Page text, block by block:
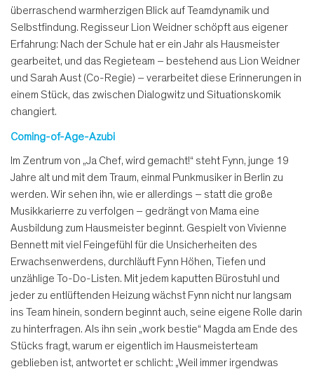
überraschend warmherzigen Blick auf Teamdynamik und
Selbstfindung. Regisseur Lion Weidner schöpft aus eigener
Erfahrung: Nach der Schule hat er ein Jahr als Hausmeister
gearbeitet, und das Regieteam – bestehend aus Lion Weidner
und Sarah Aust (Co-Regie) – verarbeitet diese Erinnerungen in
einem Stück, das zwischen Dialogwitz und Situationskomik
changiert.
Coming-of-Age-Azubi
Im Zentrum von „Ja Chef, wird gemacht!“ steht Fynn, junge 19
Jahre alt und mit dem Traum, einmal Punkmusiker in Berlin zu
werden. Wir sehen ihn, wie er allerdings – statt die große
Musikkarierre zu verfolgen – gedrängt von Mama eine
Ausbildung zum Hausmeister beginnt. Gespielt von Vivienne
Bennett mit viel Feingefühl für die Unsicherheiten des
Erwachsenwerdens, durchläuft Fynn Höhen, Tiefen und
unzählige To-Do-Listen. Mit jedem kaputten Bürostuhl und
jeder zu entlüftenden Heizung wächst Fynn nicht nur langsam
ins Team hinein, sondern beginnt auch, seine eigene Rolle darin
zu hinterfragen. Als ihn sein „work bestie“ Magda am Ende des
Stücks fragt, warum er eigentlich im Hausmeisterteam
geblieben ist, antwortet er schlicht: „Weil immer irgendwas